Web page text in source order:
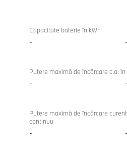
Încărcare
Capacitate baterie în kWh
- -
Putere maximă de încărcare c.a. în
- -
Putere maximă de încărcare
continuu
- -